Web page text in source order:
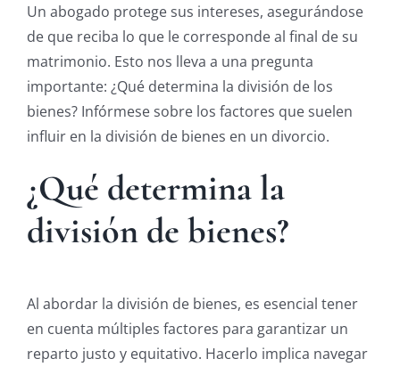
Un abogado protege sus intereses, asegurándose
de que reciba lo que le corresponde al final de su
matrimonio. Esto nos lleva a una pregunta
importante: ¿Qué determina la división de los
bienes? Infórmese sobre los factores que suelen
influir en la división de bienes en un divorcio.
¿Qué determina la
división de bienes?
Al abordar la división de bienes, es esencial tener
en cuenta múltiples factores para garantizar un
reparto justo y equitativo. Hacerlo implica navegar